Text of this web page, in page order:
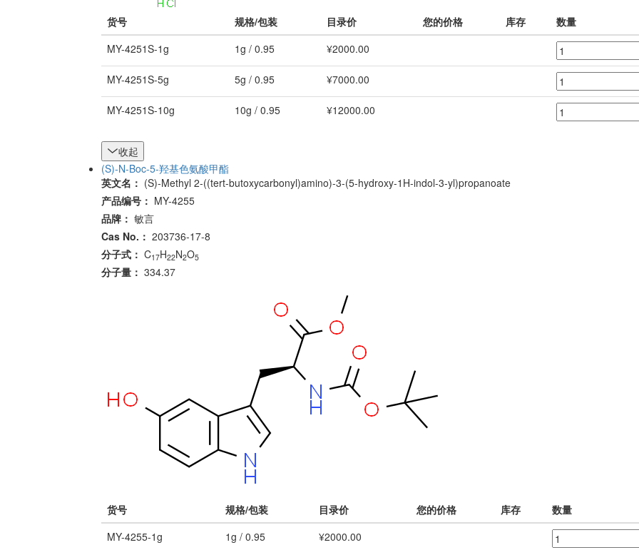
货号 规格/包装 目录价 您的价格 库存
数量
MY-4251S-1g
1g / 0.95 ¥2000.00
MY-4251S-5g 5g / 0.95 ¥7000.00
MY-4251S-10g 10g / 0.95 ¥12000.00
收起
(S)-N-Boc-5-羟基色氨酸甲酯
英文名： (S)-Methyl 2-((tert-butoxycarbonyl)amino)-3-(5-hydroxy-1H-indol-3-yl)propanoate
产品编号： MY-4255
品牌： 敏言
Cas No.： 203736-17-8
分子式： C17H22N2O5
分子量： 334.37
货号 规格/包装 目录价 您的价格 库存
数量
MY-4255-1g
1g / 0.95 ¥2000.00